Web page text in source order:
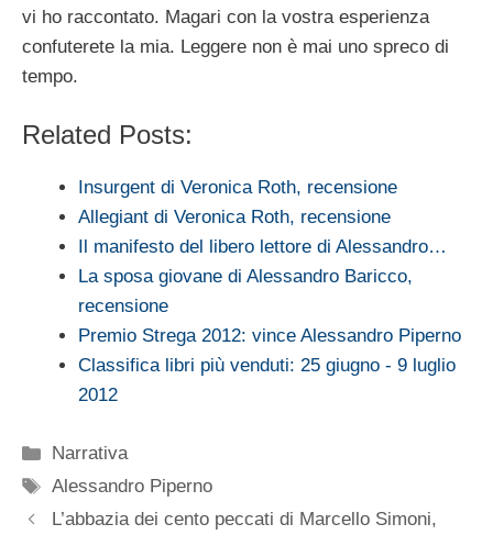
vi ho raccontato. Magari con la vostra esperienza
confuterete la mia. Leggere non è mai uno spreco di
tempo.
Related Posts:
Insurgent di Veronica Roth, recensione
Allegiant di Veronica Roth, recensione
Il manifesto del libero lettore di Alessandro…
La sposa giovane di Alessandro Baricco,
recensione
Premio Strega 2012: vince Alessandro Piperno
Classifica libri più venduti: 25 giugno - 9 luglio
2012
Categorie
Narrativa
Tag
Alessandro Piperno
L’abbazia dei cento peccati di Marcello Simoni,